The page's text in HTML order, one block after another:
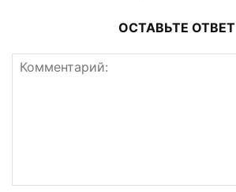
ОСТАВЬТЕ ОТВЕТ